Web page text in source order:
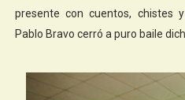
presente con cuentos, chistes
Pablo Bravo cerró a puro baile